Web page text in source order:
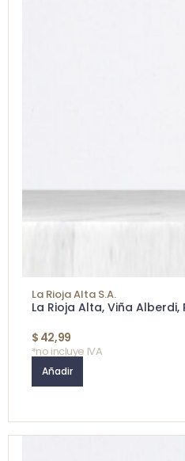
La Rioja Alta S.A.
La Rioja Alta, Viña Alberdi,
$ 42,99
*no incluye IVA
Añadir